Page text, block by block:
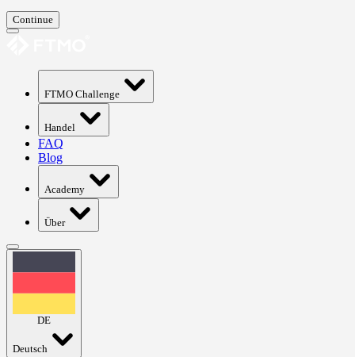
Continue
FTMO Challenge
Handel
FAQ
Blog
Academy
Über
DE
Deutsch